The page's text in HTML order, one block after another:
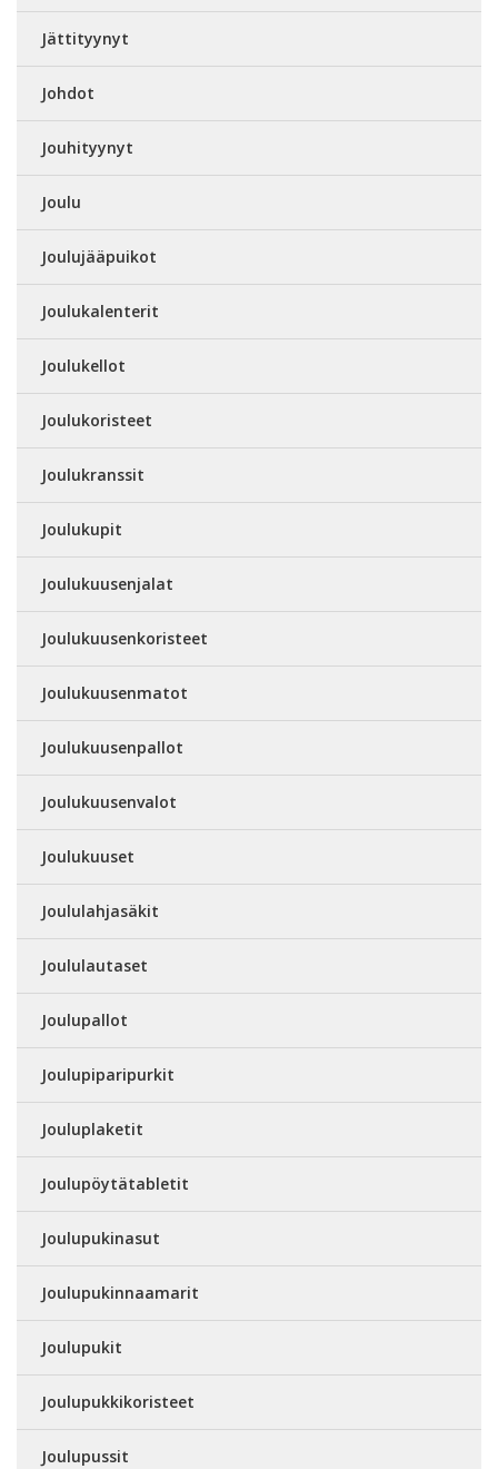
Jättityynyt
Johdot
Jouhityynyt
Joulu
Joulujääpuikot
Joulukalenterit
Joulukellot
Joulukoristeet
Joulukranssit
Joulukupit
Joulukuusenjalat
Joulukuusenkoristeet
Joulukuusenmatot
Joulukuusenpallot
Joulukuusenvalot
Joulukuuset
Joululahjasäkit
Joululautaset
Joulupallot
Joulupiparipurkit
Jouluplaketit
Joulupöytätabletit
Joulupukinasut
Joulupukinnaamarit
Joulupukit
Joulupukkikoristeet
Joulupussit